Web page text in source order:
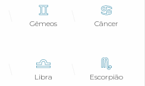
Gêmeos Câncer
Libra Escorpião